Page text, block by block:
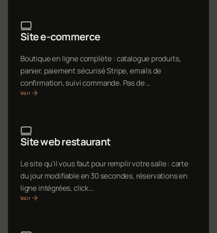
Site e-commerce
Boutique en ligne complète : catalogue produits,
panier, paiement sécurisé Stripe, emails de
confirmation, suivi commande. Pas de …
Voir
Site web restaurant
Le site qu'il vous faut pour remplir votre salle : carte
du jour modifiable en 30 secondes, réservations en
ligne intégrées, click…
Voir